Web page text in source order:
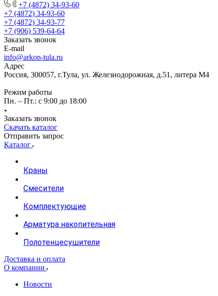
+7 (4872) 34-93-60
+7 (4872) 34-93-60
+7 (4872) 34-93-77
+7 (906) 539-64-64
Заказать звонок
E-mail
info@arkon-tula.ru
Адрес
Россия, 300057, г.Тула, ул. Железнодорожная, д.51, литера М4
Режим работы
Пн. – Пт.: с 9:00 до 18:00
Заказать звонок
Скачать каталог
Отправить запрос
Каталог
Краны
Смесители
Комплектующие
Арматура накопительная
Полотенцесушители
Доставка и оплата
О компании
Новости